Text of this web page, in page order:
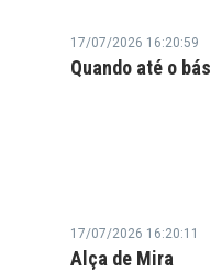
17/07/2026 16:20:59
Quando até o
17/07/2026 16:20:11
Alça de Mira